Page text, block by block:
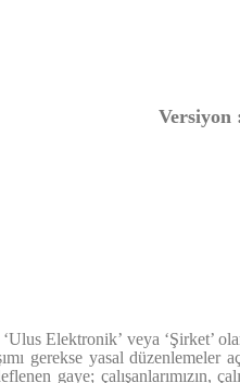
Versiyon
Elektronik’ veya ‘Şirket’
gerekse yasal
gaye; çalışanlarımızın,